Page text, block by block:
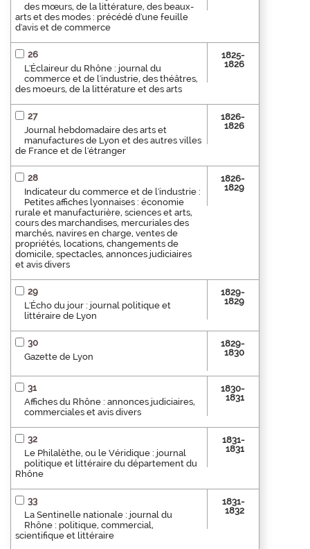
des mœurs, de la littérature, des beaux-
arts et des modes : précédé d'une feuille
d'avis et de commerce
26
L'Éclaireur du Rhône : journal du
commerce et de l'industrie, des théâtres,
des moeurs, de la littérature et des arts
1825-
1826
27
Journal hebdomadaire des arts et
manufactures de Lyon et des autres villes
de France et de l'étranger
1826-
1826
28
Indicateur du commerce et de l'industrie :
Petites affiches lyonnaises : économie
rurale et manufacturière, sciences et arts,
cours des marchandises, mercuriales des
marchés, navires en charge, ventes de
propriétés, locations, changements de
domicile, spectacles, annonces judiciaires
et avis divers
1826-
1829
29
L'Écho du jour : journal politique et
littéraire de Lyon
1829-
1829
30
Gazette de Lyon
1829-
1830
31
Affiches du Rhône : annonces judiciaires,
commerciales et avis divers
1830-
1831
32
Le Philalèthe, ou le Véridique : journal
politique et littéraire du département du
Rhône
1831-
1831
33
La Sentinelle nationale : journal du
Rhône : politique, commercial,
scientifique et littéraire
1831-
1832